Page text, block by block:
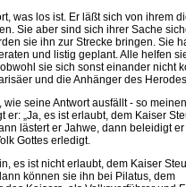
was los ist. Er läßt sich von ihrem
Sie aber sind sich ihrer Sache
sie ihn zur Strecke bringen. Sie
und listig geplant. Alle helfen
sie sich sonst einander nicht
und die Anhänger des
wie seine Antwort ausfällt - so
er: „Ja, es ist erlaubt, dem Kaiser
lästert er Jahwe, dann beleidigt er
Gottes erledigt.
es ist nicht erlaubt, dem Kaiser
können sie ihn bei Pilatus, dem